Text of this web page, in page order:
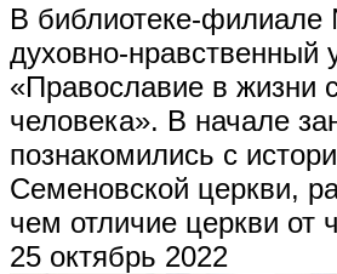
В библиотеке-
духовно-нравственный
«Православие в жизни
человека». В начале
познакомились с
Семеновской церкви,
чем отличие церкви от
25 октябрь 2022